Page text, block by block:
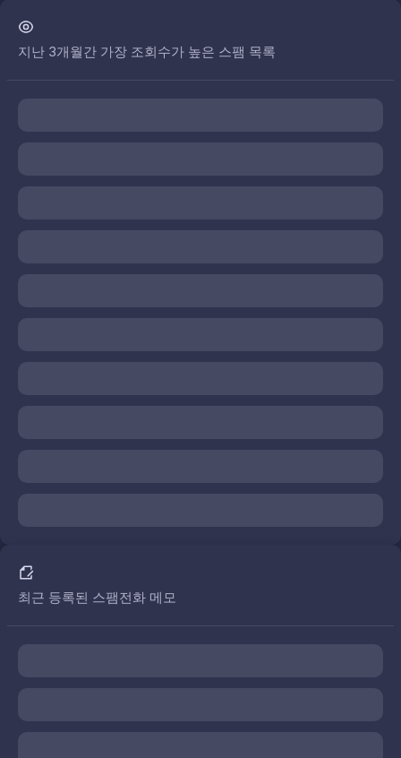
지난 3개월간 가장 조회수가 높은 스팸 목록
최근 등록된 스팸전화 메모